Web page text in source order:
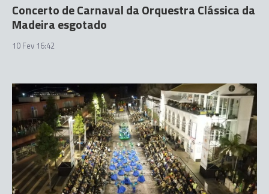
Concerto de Carnaval da Orquestra Clássica da
Madeira esgotado
10 Fev 16:42